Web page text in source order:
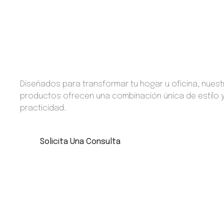
Diseñados para transformar tu hogar u oficina,
productos ofrecen una combinación única de estilo
practicidad.
Solicita Una Consulta